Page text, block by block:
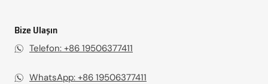
Bize Ulaşın
Telefon: +86 19506377411‬
WhatsApp: +86 19506377411